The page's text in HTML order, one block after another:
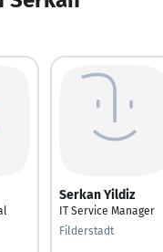
Serkan Yildiz
IT Service Manager
Filderstadt